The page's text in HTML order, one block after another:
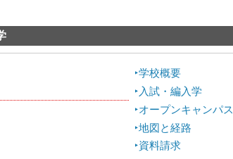
学校概要
入試・編入学
オープンキャンパス
地図と経路
資料請求